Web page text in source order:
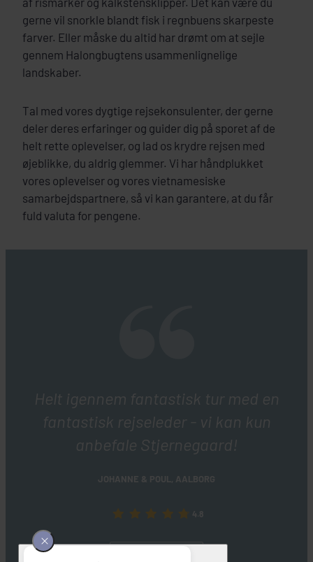
gerne vil snorkle blandt fisk i regnbuens skarpeste
farver. Eller måske du altid har drømt om at sejle
gennem Halongbugtens usammenlignelige
landskaber.
Tal med vores dygtige rejsekonsulenter, der gerne
deler deres erfaringer og guider dig på sporet af de
helt rette oplevelser, og lad os krydre rejsen med
øjeblikke, du aldrig glemmer. Vi har håndplukket
vores oplevelser og vores vietnamesiske
samarbejdspartnere, så vi kan garantere, at du får
fuld valuta for pengene.
Helt igennem fantastisk tur med en
fantastisk rejseleder - vi kan kun
anbefale Stjernegaard!
JOHANNE & POUL, AALBORG
4.8